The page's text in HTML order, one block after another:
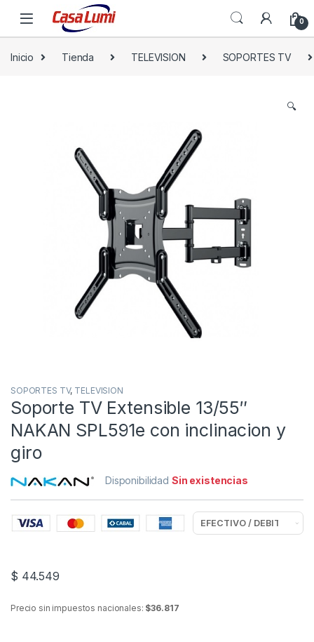
0
Inicio Tienda TELEVISION SOPORTES TV
🔍
SOPORTES TV, TELEVISION
Soporte TV Extensible 13/55″
NAKAN SPL591e con inclinacion y
giro
Disponibilidad Sin existencias
$ 44.549
Precio sin impuestos nacionales: $36.817